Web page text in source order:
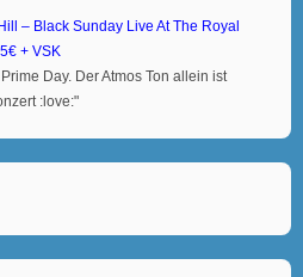
– Black Sunday Live At The Royal
+ VSK
Day. Der Atmos Ton allein ist
:love:"